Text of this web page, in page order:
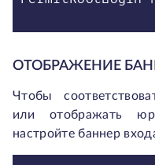
ОТОБРАЖЕНИЕ
Чтобы
или отображать
настройте баннер